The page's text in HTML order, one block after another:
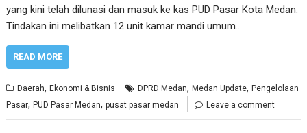
yang kini telah dilunasi dan masuk ke kas PUD Pasar Kota Medan.
Tindakan ini melibatkan 12 unit kamar mandi umum…
READ MORE
Daerah,Ekonomi & Bisnis DPRD Medan,Medan Update,Pengelolaan
Pasar,PUD Pasar Medan,pusat pasar medan Leave a comment